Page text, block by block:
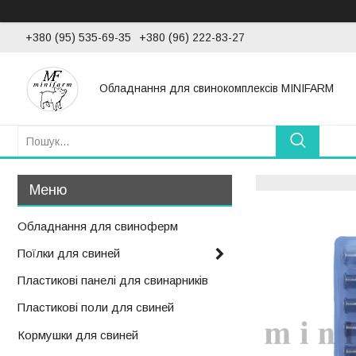
+380 (95) 535-69-35 +380 (96) 222-83-27
Обладнання для свинокомплексів MINIFARM
Обладнання для свиноферм
Поїлки для свиней
Пластикові панелі для свинарників
Пластикові поли для свиней
Кормушки для свиней